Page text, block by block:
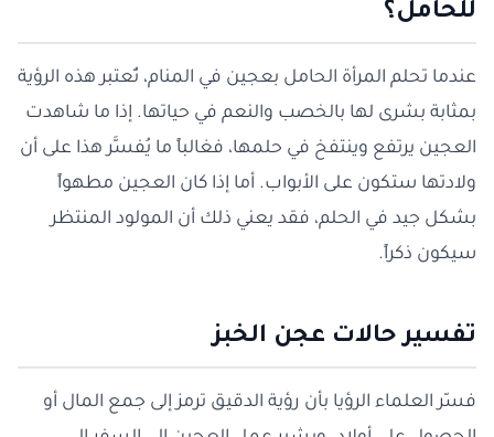
للحامل؟
عندما تحلم المرأة الحامل بعجين في المنام، تُعتبر هذه الرؤية
بمثابة بشرى لها بالخصب والنعم في حياتها. إذا ما شاهدت
العجين يرتفع وينتفخ في حلمها، فغالباً ما يُفسَّر هذا على أن
ولادتها ستكون على الأبواب. أما إذا كان العجين مطهواً
بشكل جيد في الحلم، فقد يعني ذلك أن المولود المنتظر
سيكون ذكراً.
تفسير حالات عجن الخبز
فسّر العلماء الرؤيا بأن رؤية الدقيق ترمز إلى جمع المال أو